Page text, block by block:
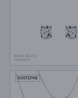
BIAŁE ZŁOTO
DIAMENT
DOSTĘPNE